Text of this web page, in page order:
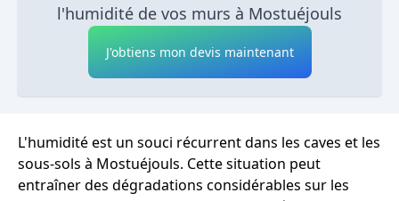
l'humidité de vos murs à Mostuéjouls
J'obtiens mon devis maintenant
L'humidité est un souci récurrent dans les caves et les
sous-sols à Mostuéjouls. Cette situation peut
entraîner des dégradations considérables sur les